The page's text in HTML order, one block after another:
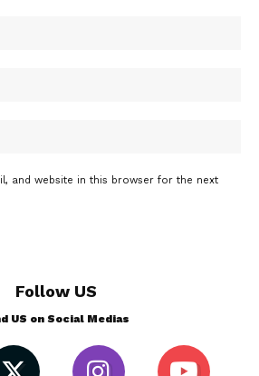
and website in this browser for the next
Follow US
US on Social Medias